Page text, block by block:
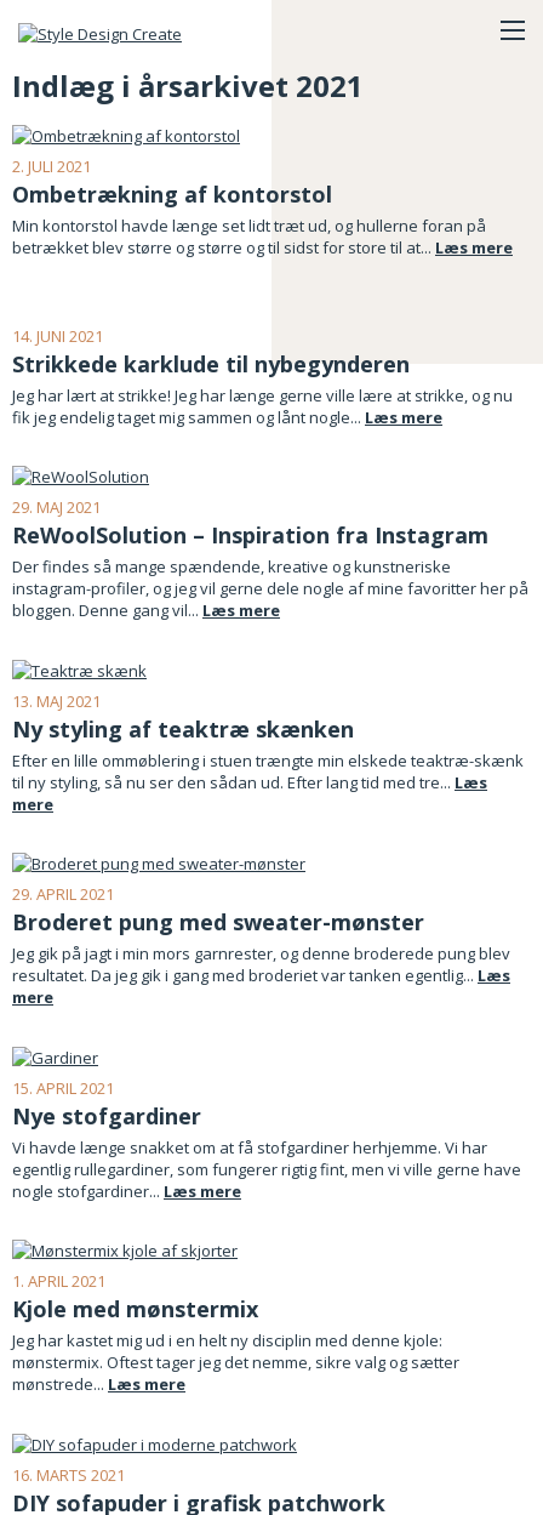
Indlæg i årsarkivet 2021
2. JULI 2021
Ombetrækning af kontorstol
Min kontorstol havde længe set lidt træt ud, og hullerne foran på
betrækket blev større og større og til sidst for store til at... Læs mere
14. JUNI 2021
Strikkede karklude til nybegynderen
Jeg har lært at strikke! Jeg har længe gerne ville lære at strikke, og nu
fik jeg endelig taget mig sammen og lånt nogle... Læs mere
29. MAJ 2021
ReWoolSolution – Inspiration fra Instagram
Der findes så mange spændende, kreative og kunstneriske
instagram-profiler, og jeg vil gerne dele nogle af mine favoritter her på
bloggen. Denne gang vil... Læs mere
13. MAJ 2021
Ny styling af teaktræ skænken
Efter en lille ommøblering i stuen trængte min elskede teaktræ-skænk
til ny styling, så nu ser den sådan ud. Efter lang tid med tre... Læs
mere
29. APRIL 2021
Broderet pung med sweater-mønster
Jeg gik på jagt i min mors garnrester, og denne broderede pung blev
resultatet. Da jeg gik i gang med broderiet var tanken egentlig... Læs
mere
15. APRIL 2021
Nye stofgardiner
Vi havde længe snakket om at få stofgardiner herhjemme. Vi har
egentlig rullegardiner, som fungerer rigtig fint, men vi ville gerne have
nogle stofgardiner... Læs mere
1. APRIL 2021
Kjole med mønstermix
Jeg har kastet mig ud i en helt ny disciplin med denne kjole:
mønstermix. Oftest tager jeg det nemme, sikre valg og sætter
mønstrede... Læs mere
16. MARTS 2021
DIY sofapuder i grafisk patchwork